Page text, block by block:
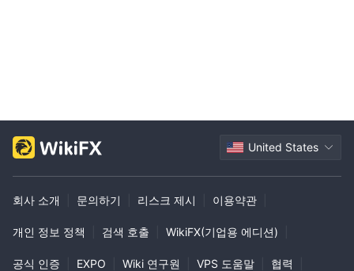
United States
회사 소개 문의하기 리스크 제시 이용약관
개인 정보 정책 검색 호출 WikiFX(기업용 에디션)
공식 인증 EXPO Wiki 연구원 VPS 도움말 협력